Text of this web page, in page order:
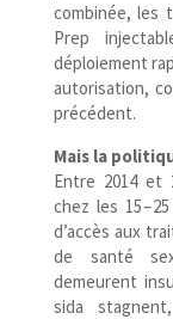
combinée, les
Prep
déploiement
autorisation,
précédent.
Mais la
Entre 2014 et
chez les 15 –
d’accès aux
de santé
demeurent
sida